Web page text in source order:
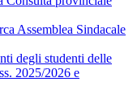
Assemblea Sindacale
degli studenti delle
2025/2026 e